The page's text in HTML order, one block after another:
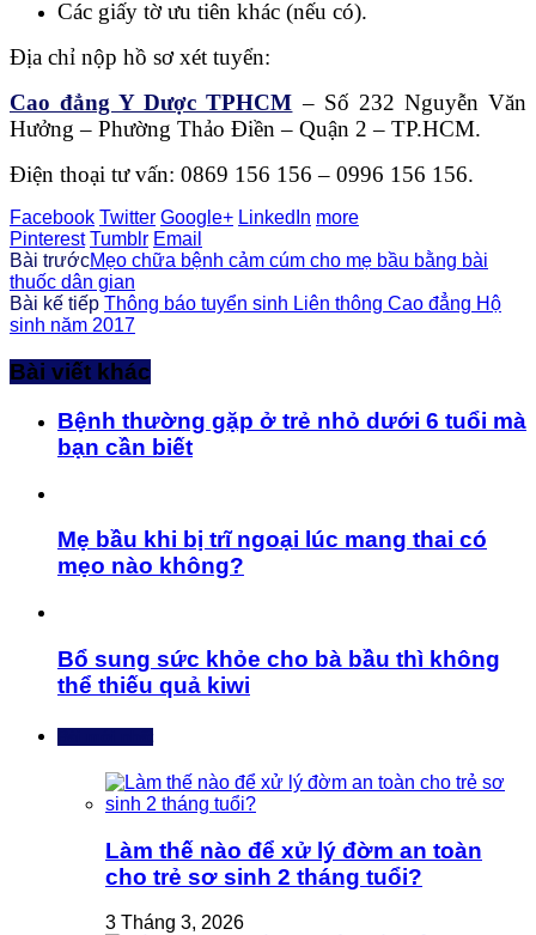
Các giấy tờ ưu tiên khác (nếu có).
Địa chỉ nộp hồ sơ xét tuyển:
Cao đẳng Y Dược TPHCM – Số 232 Nguyễn Văn
Hưởng – Phường Thảo Điền – Quận 2 – TP.HCM.
Điện thoại tư vấn: 0869 156 156 – 0996 156 156.
Facebook Twitter Google+ LinkedIn more
Pinterest Tumblr Email
Bài trướcMẹo chữa bệnh cảm cúm cho mẹ bầu bằng bài
thuốc dân gian
Bài kế tiếp Thông báo tuyển sinh Liên thông Cao đẳng Hộ
sinh năm 2017
Bài viết khác
Bệnh thường gặp ở trẻ nhỏ dưới 6 tuổi mà
bạn cần biết
Mẹ bầu khi bị trĩ ngoại lúc mang thai có
mẹo nào không?
Bổ sung sức khỏe cho bà bầu thì không
thể thiếu quả kiwi
Làm thế nào để xử lý đờm an toàn
cho trẻ sơ sinh 2 tháng tuổi?
3 Tháng 3, 2026